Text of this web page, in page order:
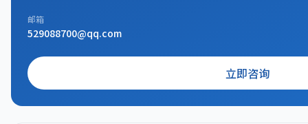
邮箱
529088700@qq.com
立即咨询